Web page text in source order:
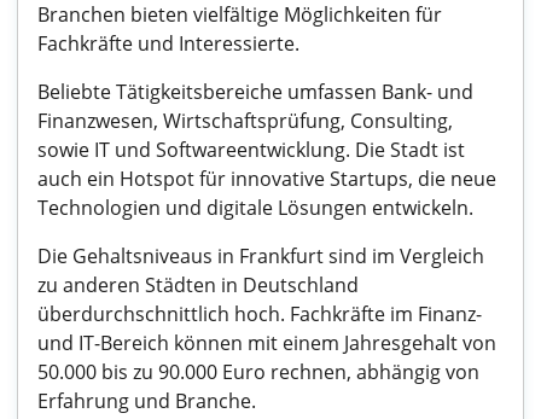
Branchen bieten vielfältige Möglichkeiten für
Fachkräfte und Interessierte.
Beliebte Tätigkeitsbereiche umfassen Bank- und
Finanzwesen, Wirtschaftsprüfung, Consulting,
sowie IT und Softwareentwicklung. Die Stadt ist
auch ein Hotspot für innovative Startups, die neue
Technologien und digitale Lösungen entwickeln.
Die Gehaltsniveaus in Frankfurt sind im Vergleich
zu anderen Städten in Deutschland
überdurchschnittlich hoch. Fachkräfte im Finanz-
und IT-Bereich können mit einem Jahresgehalt von
50.000 bis zu 90.000 Euro rechnen, abhängig von
Erfahrung und Branche.